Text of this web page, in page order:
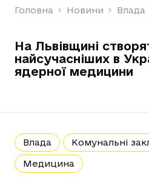
Головна Новини Влада
На Львівщині
найсучасніших в
ядерної медицини
Влада Комунальні
Медицина